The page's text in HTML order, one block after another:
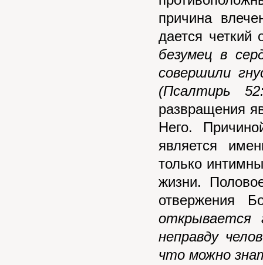
причина
дается четкий
безумец в
совершили
(Псалтирь
развращения
Него.
является
только
жизни.
отвержения
открывается
неправду
что можно